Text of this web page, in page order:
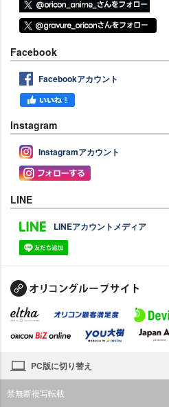
Facebook
Facebookアカウント
Instagram
Instagramアカウント
LINE
LINEアカウントメディア
PC版に切り替え
禁無断複写転載